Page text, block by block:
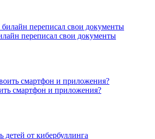
переписал свои документы
смартфон и приложения?